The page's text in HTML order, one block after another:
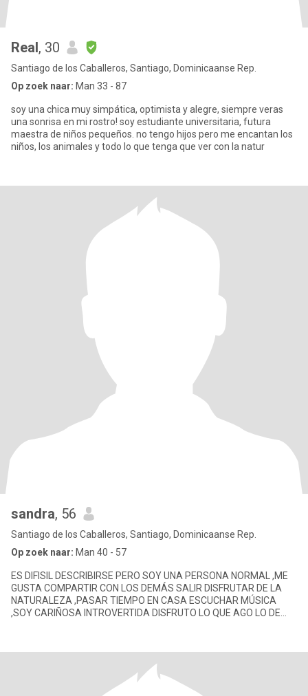
Real, 30
Santiago de los Caballeros, Santiago, Dominicaanse Rep.
Op zoek naar: Man 33 - 87
soy una chica muy simpática, optimista y alegre, siempre veras
una sonrisa en mi rostro! soy estudiante universitaria, futura
maestra de niños pequeños. no tengo hijos pero me encantan los
niños, los animales y todo lo que tenga que ver con la natur
sandra, 56
Santiago de los Caballeros, Santiago, Dominicaanse Rep.
Op zoek naar: Man 40 - 57
ES DIFISIL DESCRIBIRSE PERO SOY UNA PERSONA NORMAL ,ME
GUSTA COMPARTIR CON LOS DEMÁS SALIR DISFRUTAR DE LA
NATURALEZA ,PASAR TIEMPO EN CASA ESCUCHAR MÚSICA
,SOY CARIÑOSA INTROVERTIDA DISFRUTO LO QUE AGO LO DE